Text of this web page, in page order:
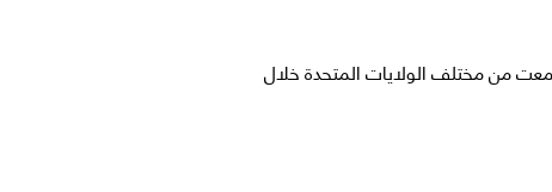
من مختلف الولايات المتحدة خلال